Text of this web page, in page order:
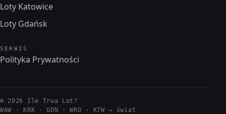
Loty Katowice
Loty Gdańsk
SERWIS
Polityka Prywatności
© 2026 Ile Trwa Lot?
WAW · KRK · GDN · WRO · KTW → świat